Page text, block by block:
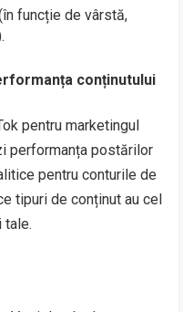
funcție de vârstă,
conținutului
pentru marketingul
performanța postărilor
pentru conturile de
tipuri de conținut au cel
tale.